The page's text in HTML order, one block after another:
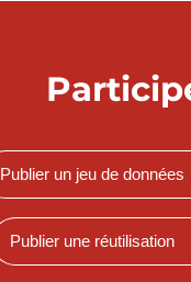
Publier un jeu de données
Publier une réutilisation